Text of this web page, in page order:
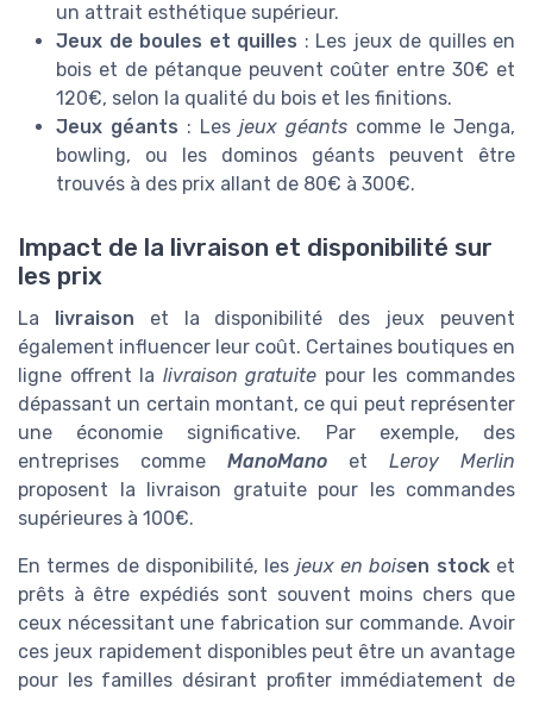
un attrait esthétique supérieur.
Jeux de boules et quilles : Les jeux de quilles en
bois et de pétanque peuvent coûter entre 30€ et
120€, selon la qualité du bois et les finitions.
Jeux géants : Les jeux géants comme le Jenga,
bowling, ou les dominos géants peuvent être
trouvés à des prix allant de 80€ à 300€.
Impact de la livraison et disponibilité sur
les prix
La livraison et la disponibilité des jeux peuvent
également influencer leur coût. Certaines boutiques en
ligne offrent la livraison gratuite pour les commandes
dépassant un certain montant, ce qui peut représenter
une économie significative. Par exemple, des
entreprises comme ManoMano et Leroy Merlin
proposent la livraison gratuite pour les commandes
supérieures à 100€.
En termes de disponibilité, les jeux en boisen stocket
prêts à être expédiés sont souvent moins chers que
ceux nécessitant une fabrication sur commande. Avoir
ces jeux rapidement disponibles peut être un avantage
pour les familles désirant profiter immédiatement de